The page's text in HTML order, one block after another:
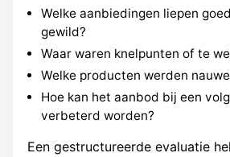
Welke aanbiedingen liepen
gewild?
Waar waren knelpunten of te
Welke producten werden
Hoe kan het aanbod bij een
verbeterd worden?
Een gestructureerde evaluatie